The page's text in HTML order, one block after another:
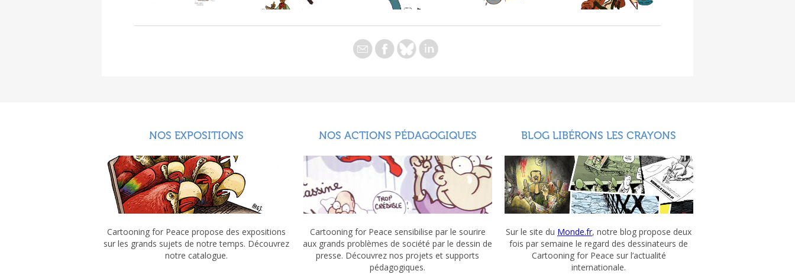
NOS EXPOSITIONS
Cartooning for Peace propose des expositions
sur les grands sujets de notre temps. Découvrez
notre catalogue.
NOS ACTIONS PÉDAGOGIQUES
Cartooning for Peace sensibilise par le sourire
aux grands problèmes de société par le dessin de
presse. Découvrez nos projets et supports
pédagogiques.
BLOG LIBÉRONS LES CRAYONS
Sur le site du Monde.fr, notre blog propose deux
fois par semaine le regard des dessinateurs de
Cartooning for Peace sur l’actualité
internationale.